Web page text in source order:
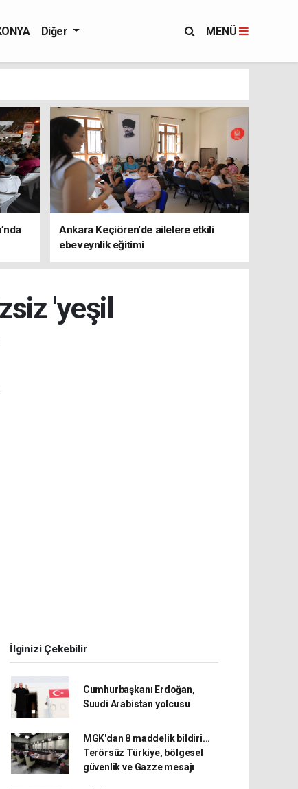
Diğer MENÜ
Ankara Keçiören'de ailelere etkili
ebeveynlik eğitimi
'yeşil
İlginizi Çekebilir
Cumhurbaşkanı Erdoğan,
Suudi Arabistan yolcusu
MGK'dan 8 maddelik bildiri...
Terörsüz Türkiye, bölgesel
güvenlik ve Gazze mesajı